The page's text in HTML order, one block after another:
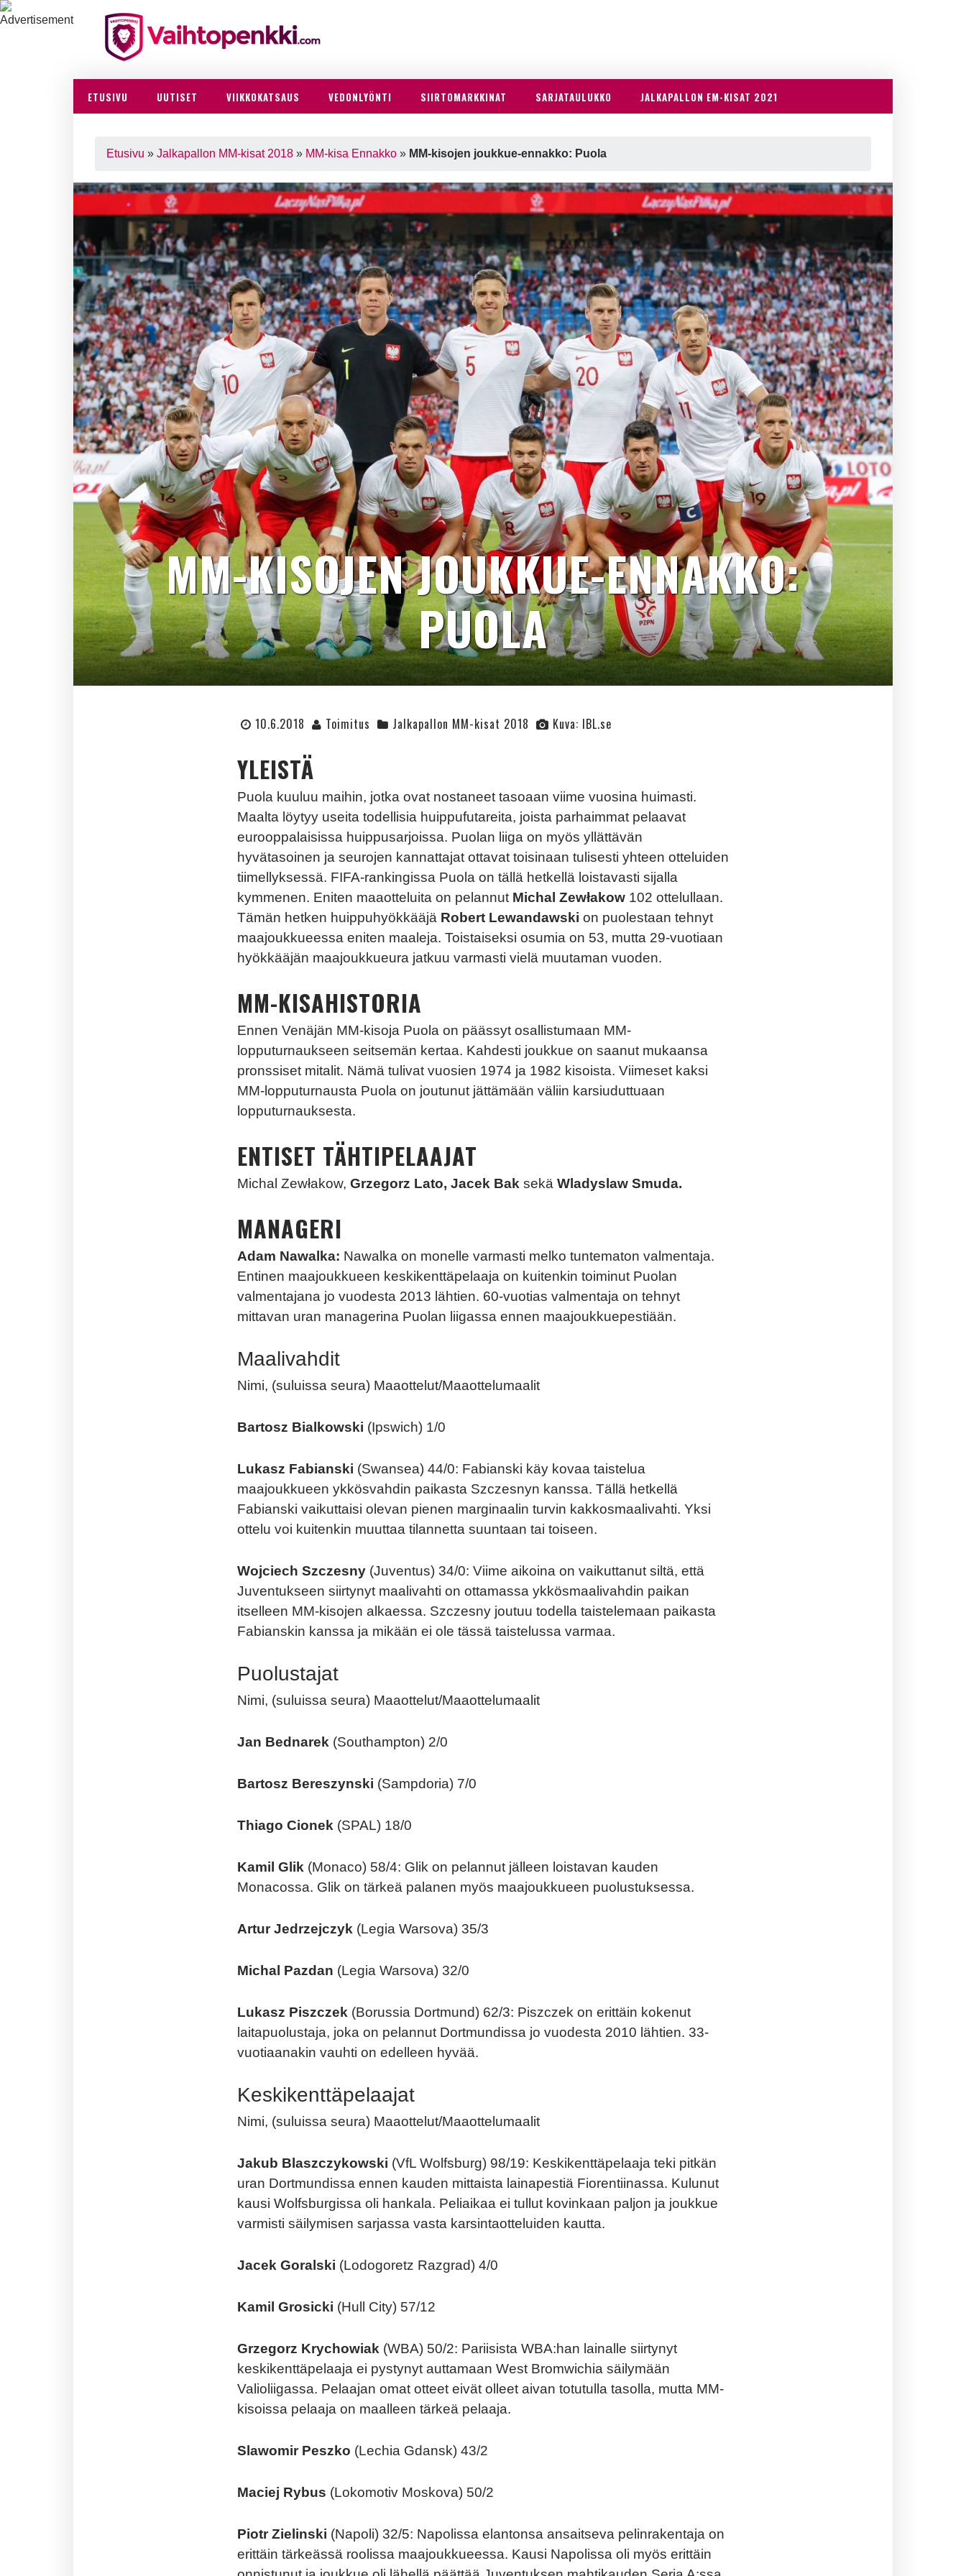
ETUSIVU UUTISET VIIKKOKATSAUS VEDONLYÖNTI SIIRTOMARKKINAT SARJATAULUKKO JALKAPALLON EM-KISAT 2021
Etusivu » Jalkapallon MM-kisat 2018 » MM-kisa Ennakko » MM-kisojen joukkue-ennakko: Puola
MM-KISOJEN JOUKKUE-ENNAKKO:
PUOLA
10.6.2018 Toimitus Jalkapallon MM-kisat 2018 Kuva: IBL.se
YLEISTÄ
Puola kuuluu maihin, jotka ovat nostaneet tasoaan viime vuosina huimasti.
Maalta löytyy useita todellisia huippufutareita, joista parhaimmat pelaavat
eurooppalaisissa huippusarjoissa. Puolan liiga on myös yllättävän
hyvätasoinen ja seurojen kannattajat ottavat toisinaan tulisesti yhteen otteluiden
tiimellyksessä. FIFA-rankingissa Puola on tällä hetkellä loistavasti sijalla
kymmenen. Eniten maaotteluita on pelannut Michal Zewłakow 102 ottelullaan.
Tämän hetken huippuhyökkääjä Robert Lewandawski on puolestaan tehnyt
maajoukkueessa eniten maaleja. Toistaiseksi osumia on 53, mutta 29-vuotiaan
hyökkääjän maajoukkueura jatkuu varmasti vielä muutaman vuoden.
MM-KISAHISTORIA
Ennen Venäjän MM-kisoja Puola on päässyt osallistumaan MM-
lopputurnaukseen seitsemän kertaa. Kahdesti joukkue on saanut mukaansa
pronssiset mitalit. Nämä tulivat vuosien 1974 ja 1982 kisoista. Viimeset kaksi
MM-lopputurnausta Puola on joutunut jättämään väliin karsiuduttuaan
lopputurnauksesta.
ENTISET TÄHTIPELAAJAT
Michal Zewłakow, Grzegorz Lato, Jacek Bak sekä Wladyslaw Smuda.
MANAGERI
Adam Nawalka: Nawalka on monelle varmasti melko tuntematon valmentaja.
Entinen maajoukkueen keskikenttäpelaaja on kuitenkin toiminut Puolan
valmentajana jo vuodesta 2013 lähtien. 60-vuotias valmentaja on tehnyt
mittavan uran managerina Puolan liigassa ennen maajoukkuepestiään.
Maalivahdit
Nimi, (suluissa seura) Maaottelut/Maaottelumaalit
Bartosz Bialkowski (Ipswich) 1/0
Lukasz Fabianski (Swansea) 44/0: Fabianski käy kovaa taistelua
maajoukkueen ykkösvahdin paikasta Szczesnyn kanssa. Tällä hetkellä
Fabianski vaikuttaisi olevan pienen marginaalin turvin kakkosmaalivahti. Yksi
ottelu voi kuitenkin muuttaa tilannetta suuntaan tai toiseen.
Wojciech Szczesny (Juventus) 34/0: Viime aikoina on vaikuttanut siltä, että
Juventukseen siirtynyt maalivahti on ottamassa ykkösmaalivahdin paikan
itselleen MM-kisojen alkaessa. Szczesny joutuu todella taistelemaan paikasta
Fabianskin kanssa ja mikään ei ole tässä taistelussa varmaa.
Puolustajat
Nimi, (suluissa seura) Maaottelut/Maaottelumaalit
Jan Bednarek (Southampton) 2/0
Bartosz Bereszynski (Sampdoria) 7/0
Thiago Cionek (SPAL) 18/0
Kamil Glik (Monaco) 58/4: Glik on pelannut jälleen loistavan kauden
Monacossa. Glik on tärkeä palanen myös maajoukkueen puolustuksessa.
Artur Jedrzejczyk (Legia Warsova) 35/3
Michal Pazdan (Legia Warsova) 32/0
Lukasz Piszczek (Borussia Dortmund) 62/3: Piszczek on erittäin kokenut
laitapuolustaja, joka on pelannut Dortmundissa jo vuodesta 2010 lähtien. 33-
vuotiaanakin vauhti on edelleen hyvää.
Keskikenttäpelaajat
Nimi, (suluissa seura) Maaottelut/Maaottelumaalit
Jakub Blaszczykowski (VfL Wolfsburg) 98/19: Keskikenttäpelaaja teki pitkän
uran Dortmundissa ennen kauden mittaista lainapestiä Fiorentiinassa. Kulunut
kausi Wolfsburgissa oli hankala. Peliaikaa ei tullut kovinkaan paljon ja joukkue
varmisti säilymisen sarjassa vasta karsintaotteluiden kautta.
Jacek Goralski (Lodogoretz Razgrad) 4/0
Kamil Grosicki (Hull City) 57/12
Grzegorz Krychowiak (WBA) 50/2: Pariisista WBA:han lainalle siirtynyt
keskikenttäpelaaja ei pystynyt auttamaan West Bromwichia säilymään
Valioliigassa. Pelaajan omat otteet eivät olleet aivan totutulla tasolla, mutta MM-
kisoissa pelaaja on maalleen tärkeä pelaaja.
Slawomir Peszko (Lechia Gdansk) 43/2
Maciej Rybus (Lokomotiv Moskova) 50/2
Piotr Zielinski (Napoli) 32/5: Napolissa elantonsa ansaitseva pelinrakentaja on
erittäin tärkeässä roolissa maajoukkueessa. Kausi Napolissa oli myös erittäin